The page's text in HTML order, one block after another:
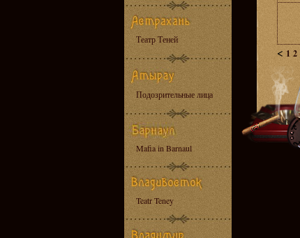
Театр Теней
Подозрительные лица
Mafia in Barnaul
Teatr Teney
< 1 2